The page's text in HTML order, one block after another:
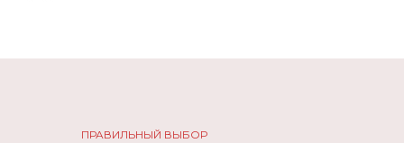
ПРАВИЛЬНЫЙ ВЫБОР